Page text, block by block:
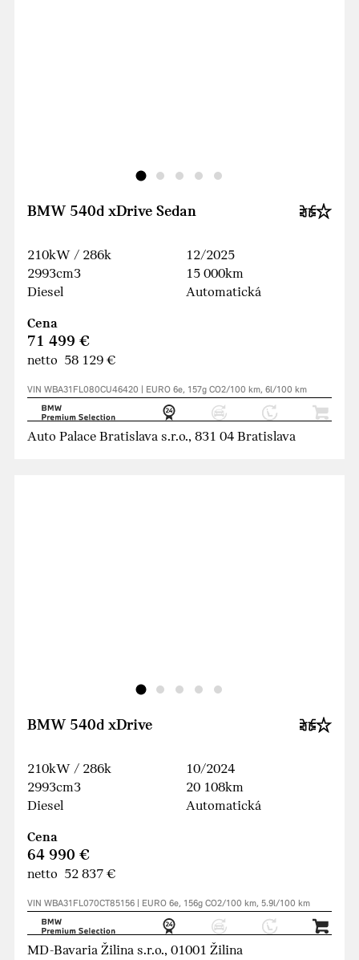
BMW 540d xDrive Sedan
210kW / 286k
2993cm3
Diesel
12/2025
15 000km
Automatická
Cena
71 499 €
netto 58 129 €
VIN WBA31FL080CU46420 | EURO 6e, 157g CO2/100 km, 6l/100 km
Auto Palace Bratislava s.r.o., 831 04 Bratislava
BMW 540d xDrive
210kW / 286k
2993cm3
Diesel
10/2024
20 108km
Automatická
Cena
64 990 €
netto 52 837 €
VIN WBA31FL070CT85156 | EURO 6e, 156g CO2/100 km, 5.9l/100 km
MD-Bavaria Žilina s.r.o., 01001 Žilina